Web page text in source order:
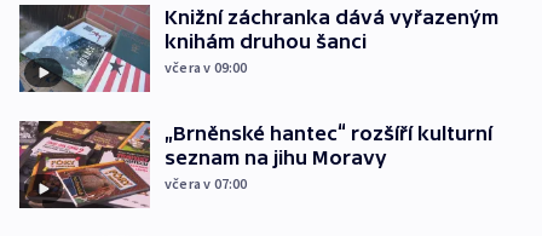
Knižní záchranka dává vyřazeným
knihám druhou šanci
včera v 09:00
„Brněnské hantec“ rozšíří kulturní
seznam na jihu Moravy
včera v 07:00